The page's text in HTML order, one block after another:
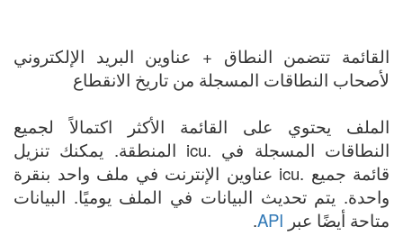
القائمة تتضمن النطاق + عناوين البريد الإلكتروني
لأصحاب النطاقات المسجلة من تاريخ الانقطاع
الملف يحتوي على القائمة الأكثر اكتمالاً لجميع
النطاقات المسجلة في .icu المنطقة. يمكنك تنزيل
قائمة جميع .icu عناوين الإنترنت في ملف واحد بنقرة
واحدة. يتم تحديث البيانات في الملف يوميًا. البيانات
متاحة أيضًا عبر API
.